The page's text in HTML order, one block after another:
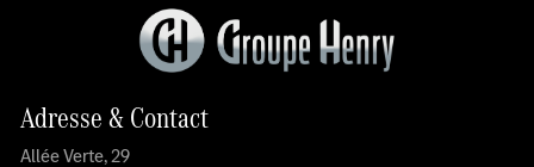
Adresse & Contact
Allée Verte, 29